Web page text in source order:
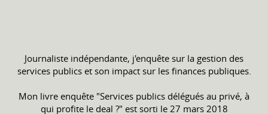
Journaliste indépendante, j'enquête sur la gestion des
services publics et son impact sur les finances publiques.
Mon livre enquête "Services publics délégués au privé, à
qui profite le deal ?" est sorti le 27 mars 2018